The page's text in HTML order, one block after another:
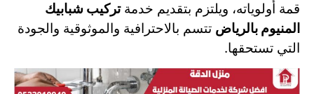
قمة أولوياته، ويلتزم بتقديم خدمةتركيب شبابيك
المنيوم بالرياض تتسم بالاحترافية والموثوقية والجودة
التي تستحقها.